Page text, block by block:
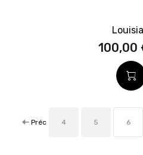
100,00
Préc 4 5 6